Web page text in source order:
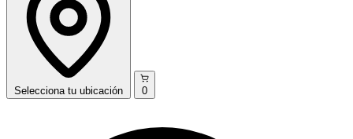
Selecciona tu ubicación 0